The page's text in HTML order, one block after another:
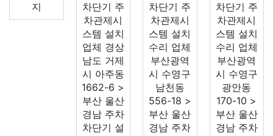
지
차단기 주
차관제시
스템 설치
업체 경상
남도 거제
시 아주동
1662-6 >
부산 울산
경남 주차
차단기 설
차단기 주
차관제시
스템 설치
수리 업체
부산광역
시 수영구
남천동
556-18 >
부산 울산
경남 주차
차단기 주
차관제시
스템 설치
수리 업체
부산광역
시 수영구
광안동
170-10 >
부산 울산
경남 주차